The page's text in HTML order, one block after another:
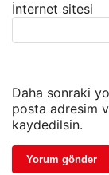
İnternet sitesi
Daha sonraki
posta adresim
kaydedilsin.